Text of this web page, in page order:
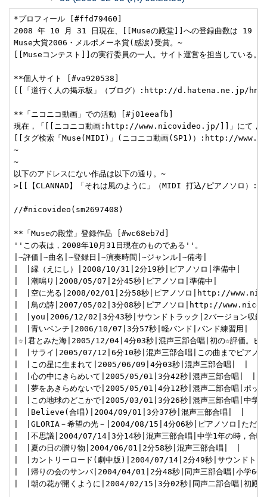
*プロフィール [#ffd79460]
2008 年 10 月 31 日現在、[[Museの殿堂]]への登録曲数は 19 曲
Muse大賞2006・メルポメーネ賞(感涙)受賞。~
[[Museコンテスト]]の実行委員の一人。サイト運営を担当している。~
**個人サイト [#va920538]
[[「道行く人の掲示板」（ブログ）:http://d.hatena.ne.jp/
**「ニコニコ動画」での活動 [#j01eeafb]
現在，「[[ニコニコ動画:http://www.nicovideo.jp/]]」にて，Muse
[[タグ検索「Muse(MIDI)」(ニコニコ動画(SP1)）:http://
~
~
以下のアドレスにない作品は以下の通り。~
>[[【CLANNAD】「それは風のように」（MIDI 打込/ピアノソ
//#nicovideo(sm2697408)
**「Museの殿堂」登録作品 [#wc68eb7d]
''この表は，2008年10月31日現在のものである''。
|~評価|~曲名|~登録日|~演奏時間|~ジャンル|~備考|
|　|縁（えにし）|2008/10/31|2分19秒|ピアノソロ|準備中|
|　|潮鳴り|2008/05/07|2分45秒|ピアノソロ|準備中|
|　|空に光る|2008/02/01|2分58秒|ピアノソロ|http://
|　|鳥の詩|2007/05/02|3分08秒|ピアノソロ|http://
|　|you|2006/12/02|3分43秒|サウンドトラック|2バージョン収録|
|　|青いベンチ|2006/10/07|3分57秒|軽バンド|バンド練習用|
|☆|君とみた海|2005/12/04|4分03秒|混声三部合唱|初の☆評価
|　|サライ|2005/07/12|6分10秒|混声三部合唱|この曲までピアノは
|　|この星に生まれて|2005/06/09|4分03秒|混声三部合唱|　|
|　|心の中にきらめいて|2005/05/01|3分42秒|混声三部合唱|　|
|　|夢をあきらめないで|2005/05/01|4分12秒|混声二部合唱|ポップ
|　|この地球のどこかで|2005/03/01|3分26秒|混声三部合唱|中学校
|　|Believe(合唱)|2004/09/01|3分37秒|混声三部合唱|　|
|　|GLORIA－希望の光－|2004/08/15|4分06秒|ピアノソロ|ただし
|　|不思議|2004/07/14|3分14秒|混声三部合唱|中学1年の時，合唱
|　|夏の日の贈り物|2004/06/01|2分58秒|混声三部合唱|　|
|　|カントリーロード(劇中版)|2004/07/14|2分49秒|サウンド
|　|帰りの会のサンバ|2004/04/01|2分48秒|同声三部合唱|小学6年
|　|朝の花が開くように|2004/02/15|3分02秒|同声二部合唱|初殿堂